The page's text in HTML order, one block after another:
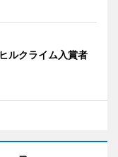
ルクライム入賞者